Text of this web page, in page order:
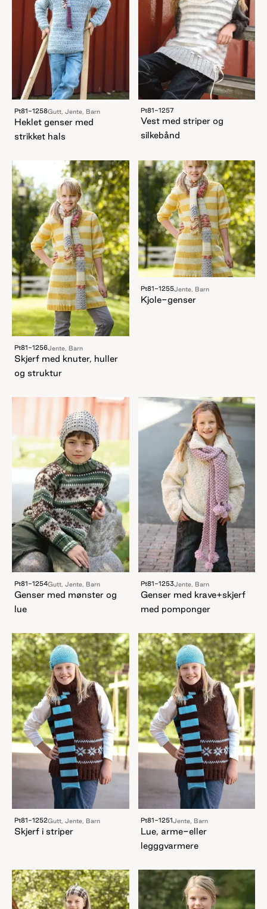
Pt81-1258Gutt, Jente, Barn
Heklet genser med
strikket hals
Pt81-1257
Vest med striper og
silkebånd
Pt81-1256Jente, Barn
Skjerf med knuter, huller
og struktur
Pt81-1255Jente, Barn
Kjole-genser
Pt81-1254Gutt, Jente, Barn
Genser med mønster og
lue
Pt81-1253Jente, Barn
Genser med krave+skjerf
med pomponger
Pt81-1252Gutt, Jente, Barn
Skjerf i striper
Pt81-1251Jente, Barn
Lue, arme-eller
legggvarmere